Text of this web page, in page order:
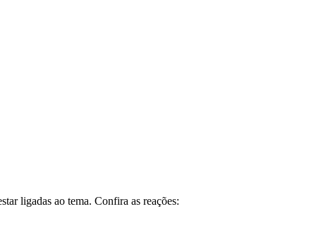
ligadas ao tema. Confira as reações: